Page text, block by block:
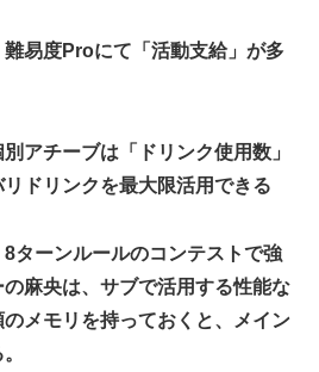
難易度Proにて「活動支給」が多
アチーブは「ドリンク使用数」
ドリンクを最大限活用できる
8ターンルールのコンテストで強
麻央は、サブで活用する性能な
メモリを持っておくと、メイン